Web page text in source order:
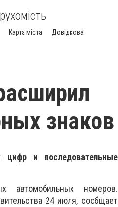
Карта міста Довідкова
знаков
и последовательные
автомобильных номеров.
24 июля, сообщает